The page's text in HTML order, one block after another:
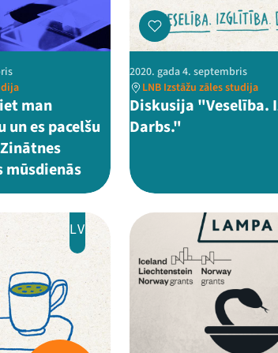
man
es pacelšu
mūsdienās
2020. gada 4. septembris
LNB Izstāžu zāles studija
Diskusija "Veselība.
Darbs."
LV